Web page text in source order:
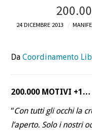
24 DICEMBRE 2013
DaCoordinamento
200.000 MOTIVI +1…
“Con tutti gli occhi la
l’aperto. Solo i nostri